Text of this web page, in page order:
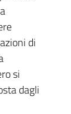
di
si
dagli